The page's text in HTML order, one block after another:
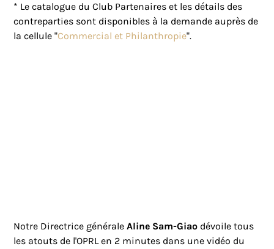
* Le catalogue du Club Partenaires et les détails des
contreparties sont disponibles à la demande auprès de
la cellule "Commercial et Philanthropie".
Notre Directrice généraleAline Sam-Giao dévoile tous
les atouts de l'OPRL en 2 minutes dans une vidéo du